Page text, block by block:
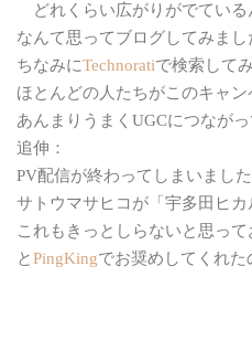
どれくらい広がりがでている
なんて思ってブログしてみまし
ちなみにTechnoratiで検索して
ほとんどの人たちがこのキャン
あんまりうまくUGCにつなが
追伸：
PV配信が終わってしまいました
サトウマサヒコが「宇多田ヒカ
これもきっとしらないと思って
とPingKingでお奨めしてくれた